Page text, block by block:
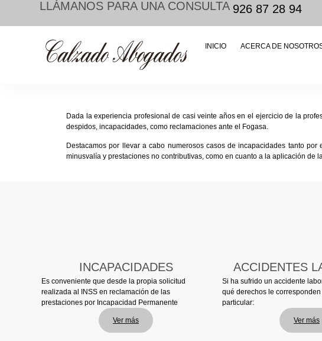
LLÁMANOS PARA UNA CONSULTA 926 87 28 94
INICIO ACERCA DE
Dada la experiencia profesional de casi veinte años en el ejercicio de la
despidos, incapacidades, como reclamaciones ante el Fogasa.
Destacamos por llevar a cabo numerosos casos de incapacidades tanto
minusvalía y prestaciones no contributivas, como en cuanto a la aplicación de
INCAPACIDADES
Es conveniente que desde la propia solicitud
realizada al INSS en reclamación de las
prestaciones por Incapacidad Permanente
Ver más
ACCIDENTES
Si ha sufrido un accidente
qué derechos le
particular:
Ver más